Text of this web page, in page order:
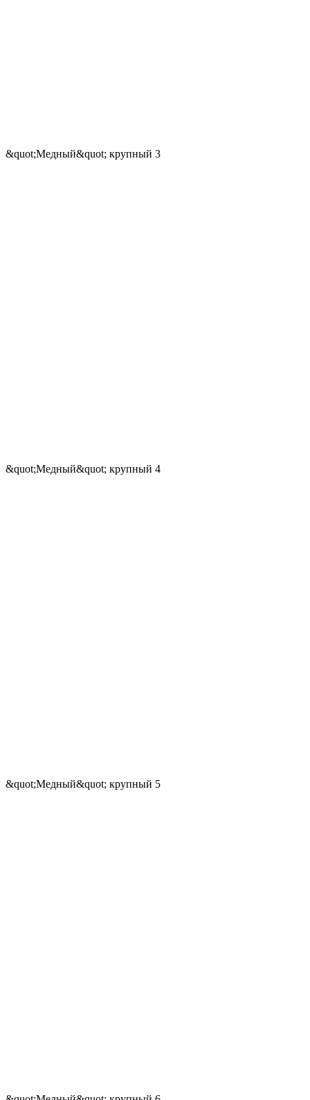
&quot;Медный&quot; крупный 3
&quot;Медный&quot; крупный 4
&quot;Медный&quot; крупный 5